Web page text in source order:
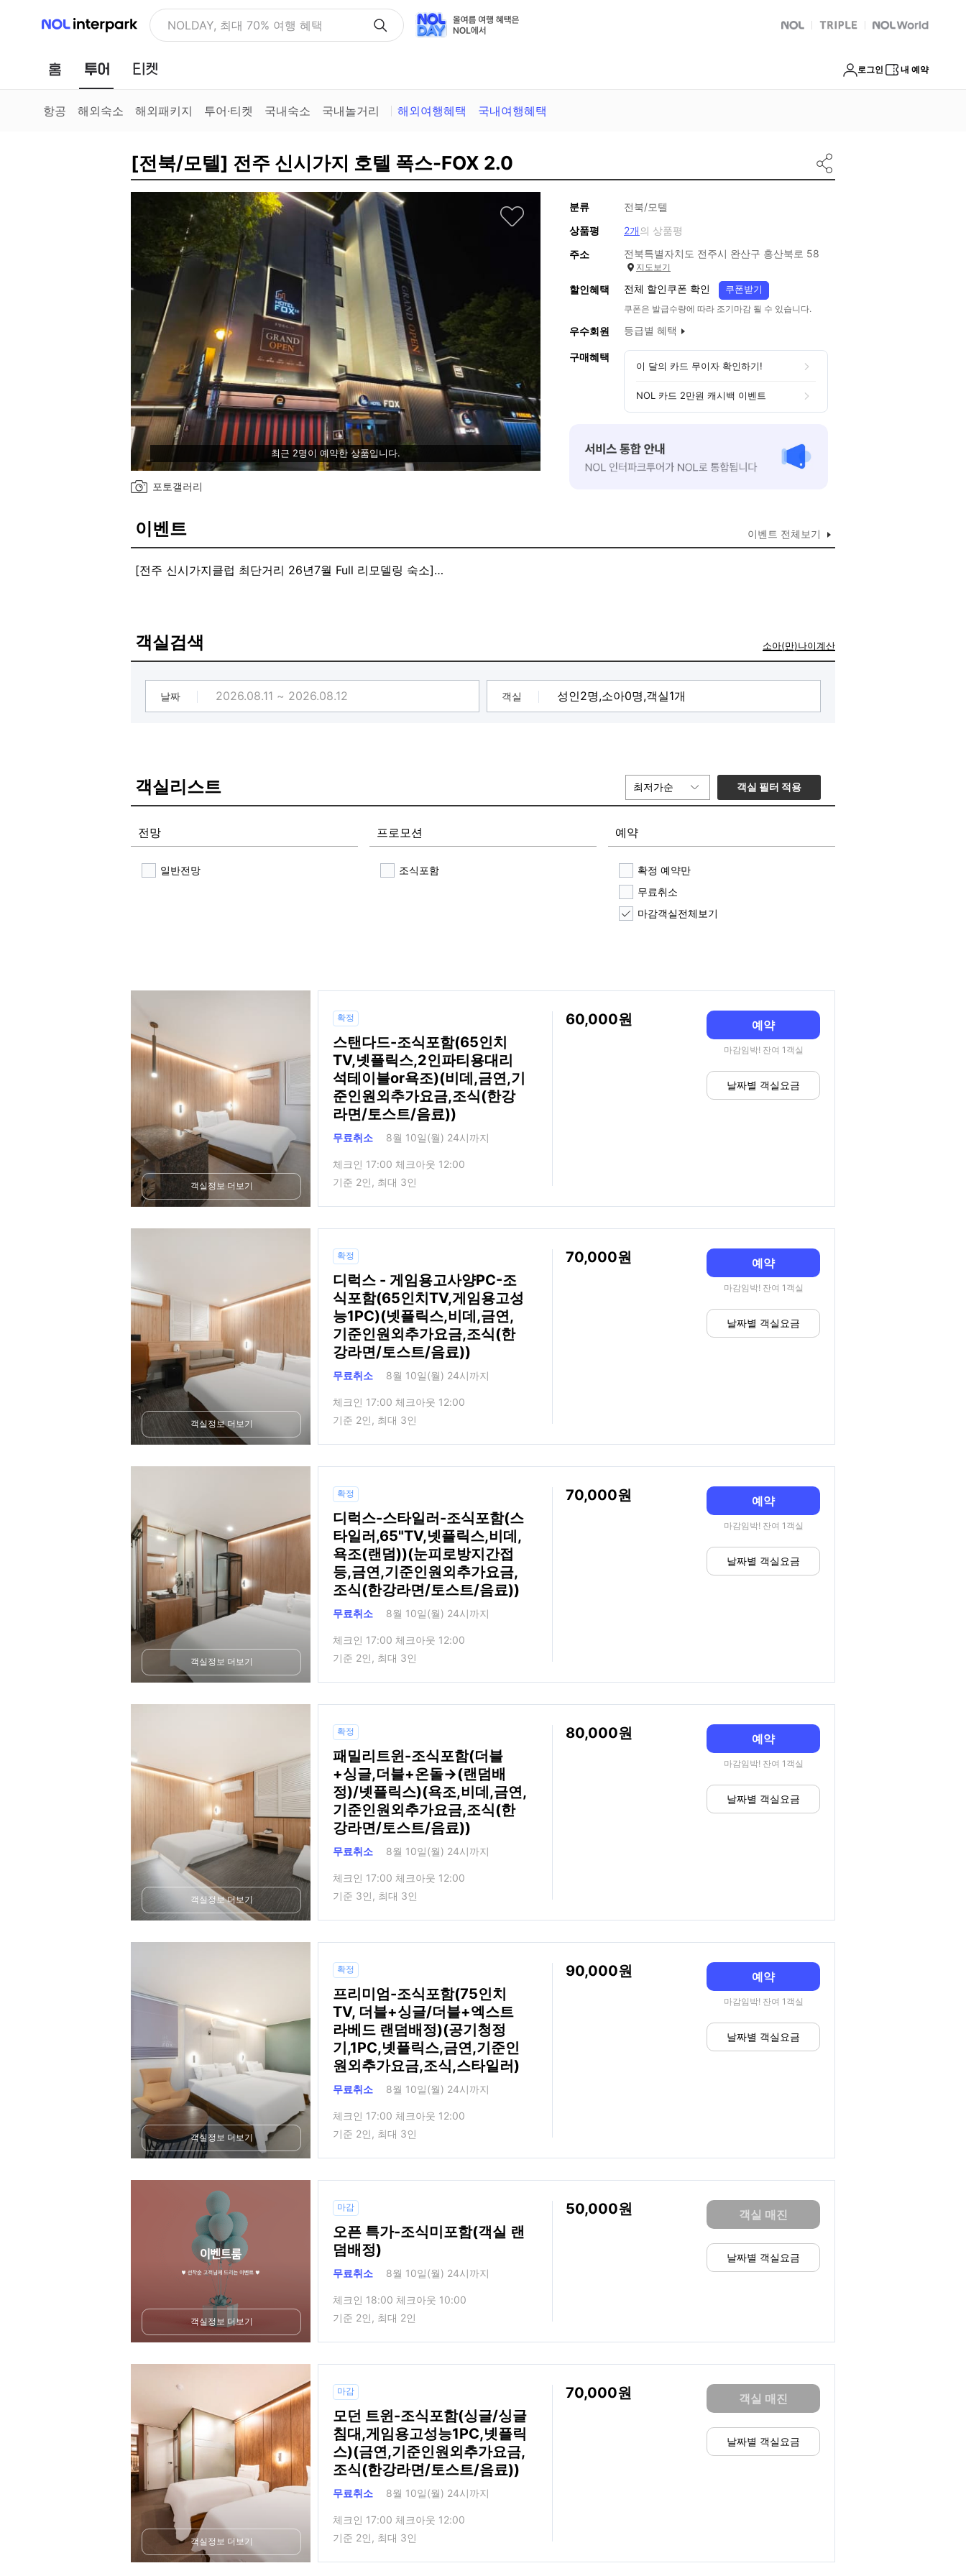
NOL 인터파크 NOLDAY, 최대 70% 여행 혜택 NOL 트리플 Global Interpark
홈 투어 로그인 내 예약
항공 해외숙소 해외패키지 투어·티켓 국내숙소 국내놀거리 해외여행혜택 국내여행혜택
[전북/모텔] 전주 신시가지 호텔 폭스-FOX 2.0
최근 2명이 예약한 상품입니다.
포토갤러리
분류
전북/모텔
상품평
2개의 상품평
주소
전북특별자치도 전주시 완산구 홍산북로 58
지도보기
할인혜택 전체 할인쿠폰 확인 쿠폰받기
쿠폰은 발급수량에 따라 조기마감 될 수 있습니다.
우수회원 등급별 혜택
구매혜택
이 달의 카드 무이자 확인하기!
NOL 카드 2만원 캐시백 이벤트
이벤트 이벤트 전체보기
[전주 신시가지클럽 최단거리 26년7월 Full 리모델링 숙소]
[넷플릭스 전객실 OTT서비스 제공]
Event2. 넷플릭스 전객실 OTT서비스 제 타입별 최신 65인치 75인치 삼성,엘지TV 새롭게 설치하여 쾌적한 환경에서 OTT서비스를 즐길
수 있습니다.
[무료 조식서비스, 무료 셀프 세탁실 운영(세탁기,건조기)]
Event3. 무료 조식서비스, 매일아침 한강라면,토스트,음료,커피등
Event4. 무료 셀프 세탁실 운영 (세탁기,건조기)
객실검색 소아(만)나이계산
날짜 객실
객실리스트 최저가순 객실 필터 적용
전망
일반전망
프로모션
조식포함
예약
확정 예약만
무료취소
마감객실전체보기
객실정보 더보기
확정
스탠다드-조식포함(65인치
TV,넷플릭스,2인파티용대리
석테이블or욕조)(비데,금연,기
준인원외추가요금,조식(한강
라면/토스트/음료))
무료취소 8월 10일(월) 24시까지
체크인 17:00 체크아웃 12:00
기준 2인, 최대 3인
60,000 예약
마감임박! 잔여 1객실
날짜별 객실요금
객실정보 더보기
확정
디럭스 - 게임용고사양PC-조
식포함(65인치TV,게임용고성
능1PC)(넷플릭스,비데,금연,
기준인원외추가요금,조식(한
강라면/토스트/음료))
무료취소 8월 10일(월) 24시까지
체크인 17:00 체크아웃 12:00
기준 2인, 최대 3인
70,000 예약
마감임박! 잔여 1객실
날짜별 객실요금
객실정보 더보기
확정
디럭스-스타일러-조식포함(스
타일러,65"TV,넷플릭스,비데,
욕조(랜덤))(눈피로방지간접
등,금연,기준인원외추가요금,
조식(한강라면/토스트/음료))
무료취소 8월 10일(월) 24시까지
체크인 17:00 체크아웃 12:00
기준 2인, 최대 3인
70,000 예약
마감임박! 잔여 1객실
날짜별 객실요금
객실정보 더보기
확정
패밀리트윈-조식포함(더블
+싱글,더블+온돌→(랜덤배
정)/넷플릭스)(욕조,비데,금연,
기준인원외추가요금,조식(한
강라면/토스트/음료))
무료취소 8월 10일(월) 24시까지
체크인 17:00 체크아웃 12:00
기준 3인, 최대 3인
80,000 예약
마감임박! 잔여 1객실
날짜별 객실요금
객실정보 더보기
확정
프리미엄-조식포함(75인치
TV, 더블+싱글/더블+엑스트
라베드 랜덤배정)(공기청정
기,1PC,넷플릭스,금연,기준인
원외추가요금,조식,스타일러)
무료취소 8월 10일(월) 24시까지
체크인 17:00 체크아웃 12:00
기준 2인, 최대 3인
90,000 예약
마감임박! 잔여 1객실
날짜별 객실요금
객실정보 더보기
마감
오픈 특가-조식미포함(객실 랜
덤배정)
무료취소 8월 10일(월) 24시까지
체크인 18:00 체크아웃 10:00
기준 2인, 최대 2인
50,000 객실 매진
날짜별 객실요금
객실정보 더보기
마감
모던 트윈-조식포함(싱글/싱글
침대,게임용고성능1PC,넷플릭
스)(금연,기준인원외추가요금,
조식(한강라면/토스트/음료))
무료취소 8월 10일(월) 24시까지
체크인 17:00 체크아웃 12:00
기준 2인, 최대 3인
70,000 객실 매진
날짜별 객실요금